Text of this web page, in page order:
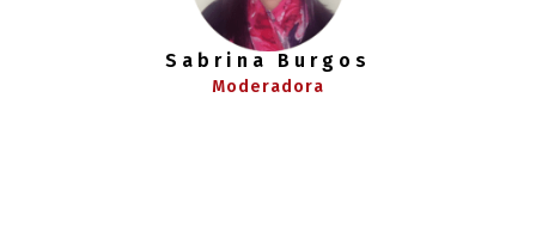
Sabrina Burgos
Moderadora